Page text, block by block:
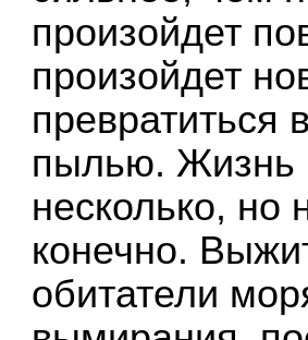
произойдет
произойдет
превратиться
пылью. Жизнь
несколько, но
конечно.
обитатели